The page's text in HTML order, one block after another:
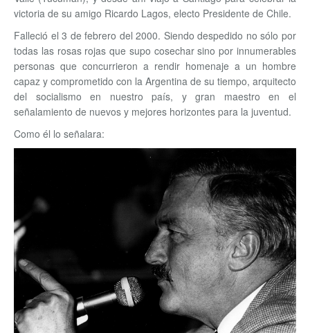
victoria de su amigo Ricardo Lagos, electo Presidente de Chile.
Falleció el 3 de febrero del 2000. Siendo despedido no sólo por
todas las rosas rojas que supo cosechar sino por innumerables
personas que concurrieron a rendir homenaje a un hombre
capaz y comprometido con la Argentina de su tiempo, arquitecto
del socialismo en nuestro país, y gran maestro en el
señalamiento de nuevos y mejores horizontes para la juventud.
Como él lo señalara: